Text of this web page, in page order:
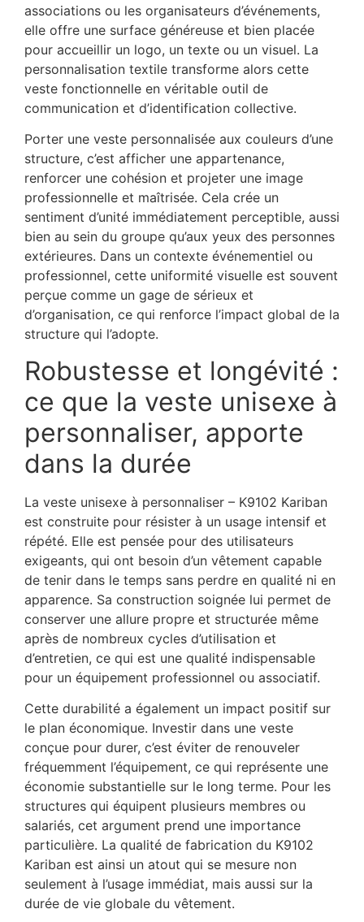
associations ou les organisateurs d’événements,
elle offre une surface généreuse et bien placée
pour accueillir un logo, un texte ou un visuel. La
personnalisation textile transforme alors cette
veste fonctionnelle en véritable outil de
communication et d’identification collective.
Porter une veste personnalisée aux couleurs d’une
structure, c’est afficher une appartenance,
renforcer une cohésion et projeter une image
professionnelle et maîtrisée. Cela crée un
sentiment d’unité immédiatement perceptible, aussi
bien au sein du groupe qu’aux yeux des personnes
extérieures. Dans un contexte événementiel ou
professionnel, cette uniformité visuelle est souvent
perçue comme un gage de sérieux et
d’organisation, ce qui renforce l’impact global de la
structure qui l’adopte.
Robustesse et longévité :
ce que la veste unisexe à
personnaliser, apporte
dans la durée
La veste unisexe à personnaliser – K9102 Kariban
est construite pour résister à un usage intensif et
répété. Elle est pensée pour des utilisateurs
exigeants, qui ont besoin d’un vêtement capable
de tenir dans le temps sans perdre en qualité ni en
apparence. Sa construction soignée lui permet de
conserver une allure propre et structurée même
après de nombreux cycles d’utilisation et
d’entretien, ce qui est une qualité indispensable
pour un équipement professionnel ou associatif.
Cette durabilité a également un impact positif sur
le plan économique. Investir dans une veste
conçue pour durer, c’est éviter de renouveler
fréquemment l’équipement, ce qui représente une
économie substantielle sur le long terme. Pour les
structures qui équipent plusieurs membres ou
salariés, cet argument prend une importance
particulière. La qualité de fabrication du K9102
Kariban est ainsi un atout qui se mesure non
seulement à l’usage immédiat, mais aussi sur la
durée de vie globale du vêtement.